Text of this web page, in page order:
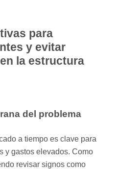
para
y evitar
la estructura
del problema
a tiempo es clave para
y gastos elevados. Como
revisar signos como